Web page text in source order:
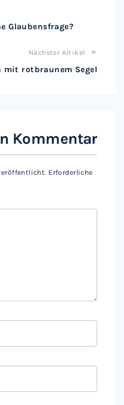
Glaubensfrage?
Nächster Artikel
mit rotbraunem Segel
Kommentar
Erforderliche